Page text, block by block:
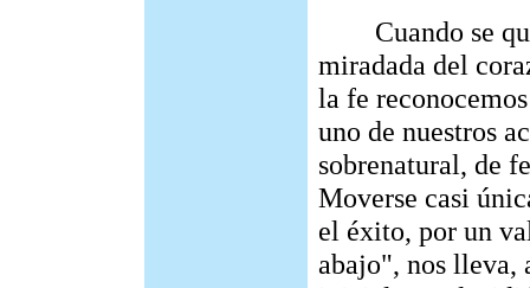
Cuando se
miradada del
la fe
uno de nuestros
sobrenatural, de
Moverse casi
el éxito, por un
abajo", nos lleva,